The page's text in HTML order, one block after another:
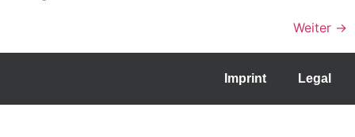
Weiter →
Imprint Legal